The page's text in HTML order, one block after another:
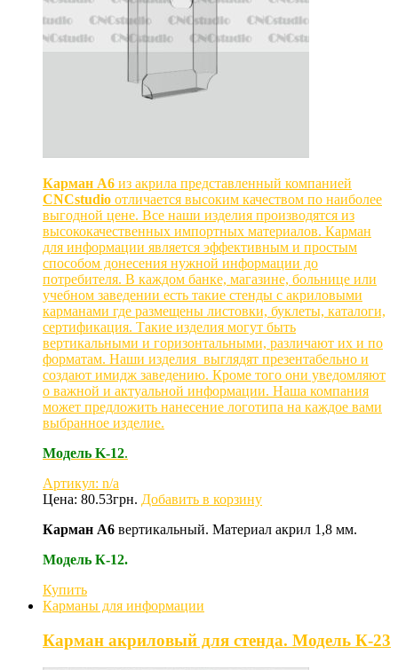
Карман А6 из акрила представленный компанией
CNCstudio отличается высоким качеством по наиболее
выгодной цене. Все наши изделия производятся из
высококачественных импортных материалов. Карман
для информации является эффективным и простым
способом донесения нужной информации до
потребителя. В каждом банке, магазине, больнице или
учебном заведении есть такие стенды с акриловыми
карманами где размещены листовки, буклеты, каталоги,
сертификация. Такие изделия могут быть
вертикальными и горизонтальными, различают их и по
форматам. Наши изделия выглядят презентабельно и
создают имидж заведению. Кроме того они уведомляют
о важной и актуальной информации. Наша компания
может предложить нанесение логотипа на каждое вами
выбранное изделие.
Модель K-12.
Артикул: n/a
Цена: 80.53грн. Добавить в корзину
Карман А6 вертикальный. Материал акрил 1,8 мм.
Модель К-12.
Купить
Карманы для информации
Карман акриловый для стенда. Модель К-23